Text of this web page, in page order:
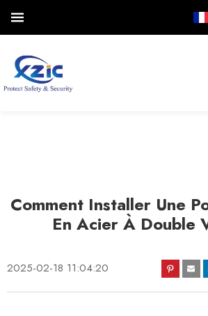
Comment Installer Une
En Acier À Double
2025-02-18 11:04:20